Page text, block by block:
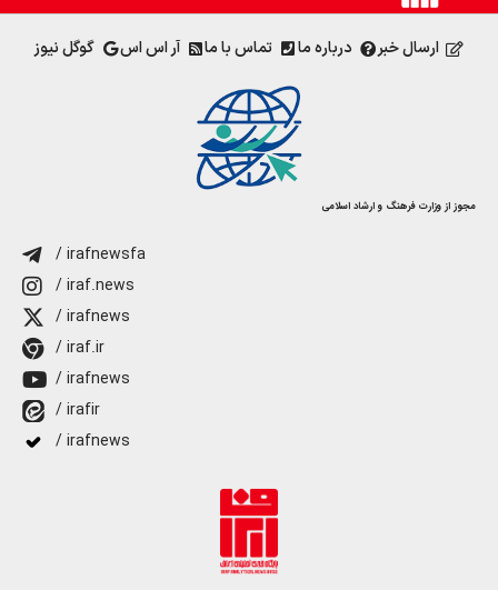
ارسال خبر درباره ما تماس با ما آر اس اس گوگل نیوز
مجوز از وزارت فرهنگ و ارشاد اسلامی
/ irafnewsfa
/ iraf.news
/ irafnews
/ iraf.ir
/ irafnews
/ irafir
/ irafnews